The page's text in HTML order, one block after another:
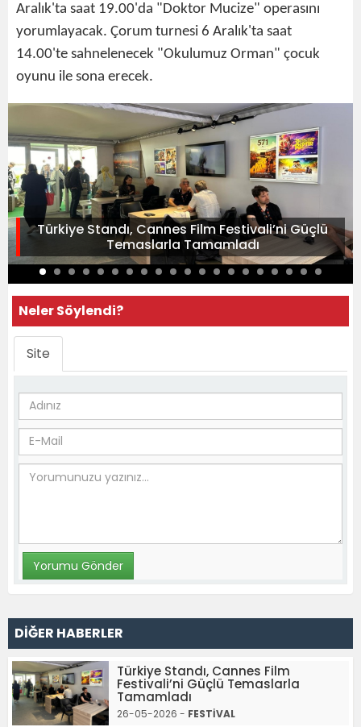
Aralık'ta saat 19.00'da "Doktor Mucize" operasını
yorumlayacak. Çorum turnesi 6 Aralık'ta saat
14.00'te sahnelenecek "Okulumuz Orman" çocuk
oyunu ile sona erecek.
Türkiye Standı, Cannes Film Festivali’ni Güçlü
Temaslarla Tamamladı
Neler Söylendi?
Site
DİĞER HABERLER
Türkiye Standı, Cannes Film
Festivali’ni Güçlü Temaslarla
Tamamladı
26-05-2026 - FESTİVAL